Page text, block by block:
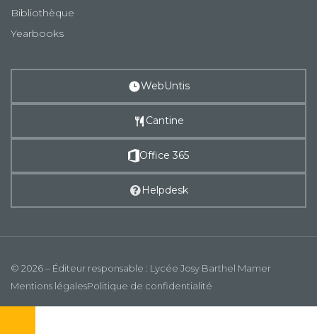
Bibliothèque
Yearbooks
WebUntis
Cantine
Office 365
Helpdesk
© 2026 – Éditeur responsable : Lycée Josy Barthel Mamer
Mentions légalesPolitique de confidentialité